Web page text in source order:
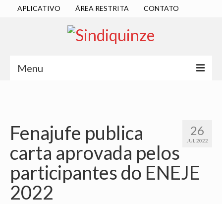
APLICATIVO ÁREA RESTRITA CONTATO
Menu
DIRETORIA EXECUTIVA
ESTATUTO
ATAS
LOCALIZAÇÃO
26
JUL 2022
Fenajufe publica
carta aprovada pelos
participantes do ENEJE
2022